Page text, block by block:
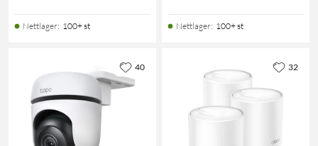
Nettlager: 100+ st Nettlager: 100+ st
40 32